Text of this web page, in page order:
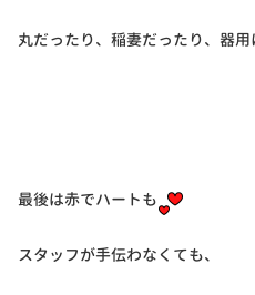
丸だったり、稲妻だったり、器用
最後は赤でハートも
スタッフが手伝わなくても、